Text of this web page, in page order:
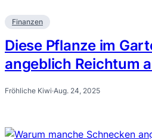
Finanzen
Diese Pflanze im
angeblich Reichtum
Fröhliche Kiwi·Aug. 24, 2025